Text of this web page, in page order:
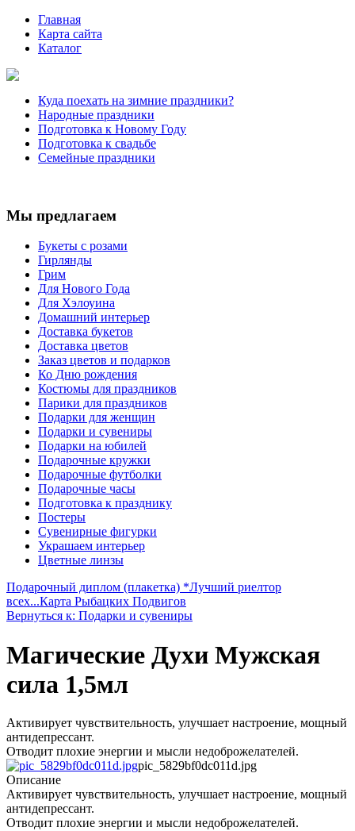
Главная
Карта сайта
Каталог
Куда поехать на зимние праздники?
Народные праздники
Подготовка к Новому Году
Подготовка к свадьбе
Семейные праздники
Мы предлагаем
Букеты с розами
Гирлянды
Грим
Для Нового Года
Для Хэлоуина
Домашний интерьер
Доставка букетов
Доставка цветов
Заказ цветов и подарков
Ко Дню рождения
Костюмы для праздников
Парики для праздников
Подарки для женщин
Подарки и сувениры
Подарки на юбилей
Подарочные кружки
Подарочные футболки
Подарочные часы
Подготовка к празднику
Постеры
Сувенирные фигурки
Украшаем интерьер
Цветные линзы
Подарочный диплом (плакетка) *Лучший риелтор
всех...Карта Рыбацких Подвигов
Вернуться к: Подарки и сувениры
Магические Духи Мужская
сила 1,5мл
Активирует чувствительность, улучшает настроение, мощный
антидепрессант.
Отводит плохие энергии и мысли недоброжелателей.
pic_5829bf0dc011d.jpg
Описание
Активирует чувствительность, улучшает настроение, мощный
антидепрессант.
Отводит плохие энергии и мысли недоброжелателей.